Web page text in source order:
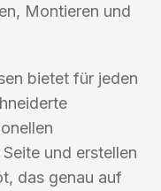
Montieren und
bietet für jeden
und erstellen
das genau auf